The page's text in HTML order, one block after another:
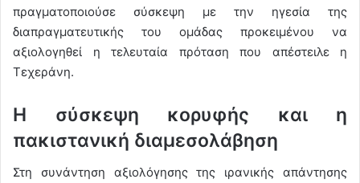
πραγματοποιούσε σύσκεψη με την ηγεσία της
διαπραγματευτικής του ομάδας προκειμένου να
αξιολογηθεί η τελευταία πρόταση που απέστειλε η
Τεχεράνη.
Η σύσκεψη κορυφής και η
πακιστανική διαμεσολάβηση
Στη συνάντηση αξιολόγησης της ιρανικής απάντησης